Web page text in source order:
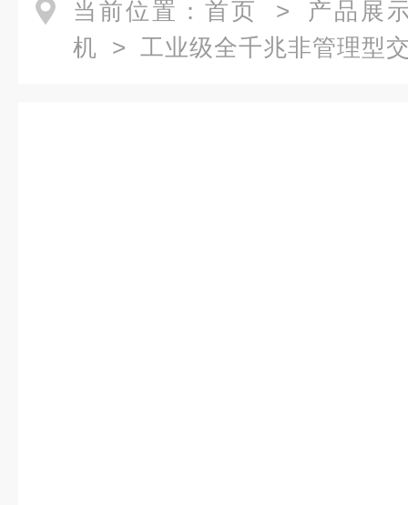
当前位置： 首页 > 产品展
机 > 工业级全千兆非管理型